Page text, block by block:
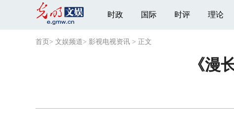
时政 国际 时评 理论
首页 > 文娱频道> 影视电视资讯 > 正文
《漫